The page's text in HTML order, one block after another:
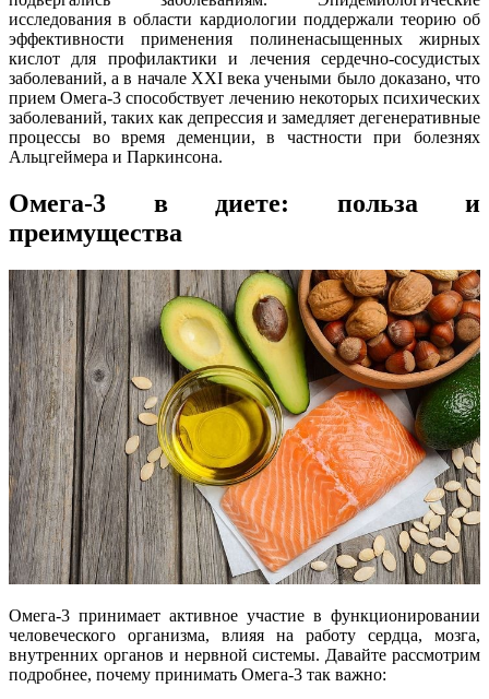
исследования в области кардиологии поддержали теорию об
эффективности применения полиненасыщенных жирных
кислот для профилактики и лечения сердечно-сосудистых
заболеваний, а в начале XXI века учеными было доказано, что
прием Омега-3 способствует лечению некоторых психических
заболеваний, таких как депрессия и замедляет дегенеративные
процессы во время деменции, в частности при болезнях
Альцгеймера и Паркинсона.
Омега-3 в диете: польза и
преимущества
Омега-3 принимает активное участие в функционировании
человеческого организма, влияя на работу сердца, мозга,
внутренних органов и нервной системы. Давайте рассмотрим
подробнее, почему принимать Омега-3 так важно: